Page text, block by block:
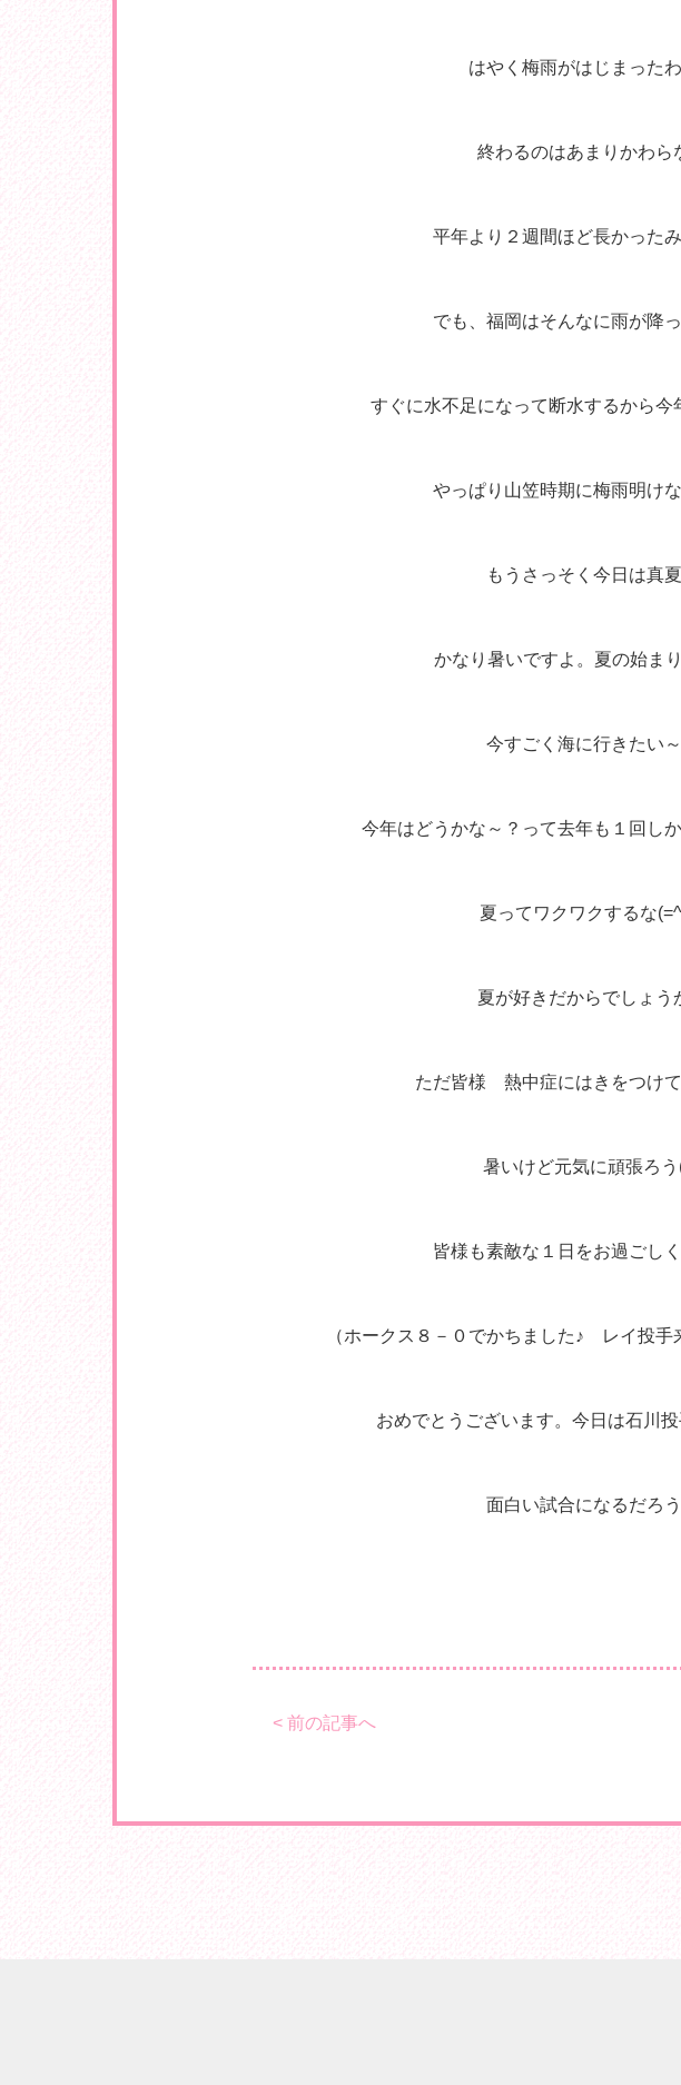
はやく梅雨がはじまった
終わるのはあまりかわら
平年より２週間ほど長かった
でも、福岡はそんなに雨が降っ
すぐに水不足になって断水するから今
やっぱり山笠時期に梅雨明けな
もうさっそく今日は真夏
かなり暑いですよ。夏の始ま
今すごく海に行きたい
今年はどうかな～？って去年も１回し
夏ってワクワクするな
夏が好きだからでしょ
ただ皆様 熱中症にはきをつけて
暑いけど元気に頑張ろ
皆様も素敵な１日をお過ごしく
（ホークス８－０でかちました♪ レイ投手
おめでとうございます。今日は石川
面白い試合になるだろう
< 前の記事へ